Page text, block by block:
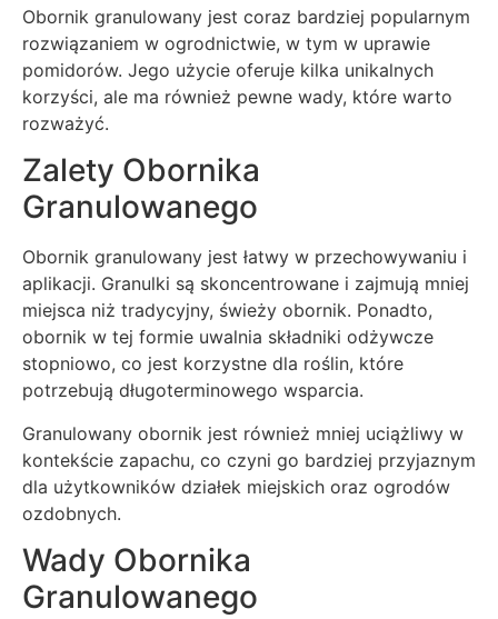
Obornik granulowany jest coraz bardziej popularnym
rozwiązaniem w ogrodnictwie, w tym w uprawie
pomidorów. Jego użycie oferuje kilka unikalnych
korzyści, ale ma również pewne wady, które warto
rozważyć.
Zalety Obornika
Granulowanego
Obornik granulowany jest łatwy w przechowywaniu i
aplikacji. Granulki są skoncentrowane i zajmują mniej
miejsca niż tradycyjny, świeży obornik. Ponadto,
obornik w tej formie uwalnia składniki odżywcze
stopniowo, co jest korzystne dla roślin, które
potrzebują długoterminowego wsparcia.
Granulowany obornik jest również mniej uciążliwy w
kontekście zapachu, co czyni go bardziej przyjaznym
dla użytkowników działek miejskich oraz ogrodów
ozdobnych.
Wady Obornika
Granulowanego